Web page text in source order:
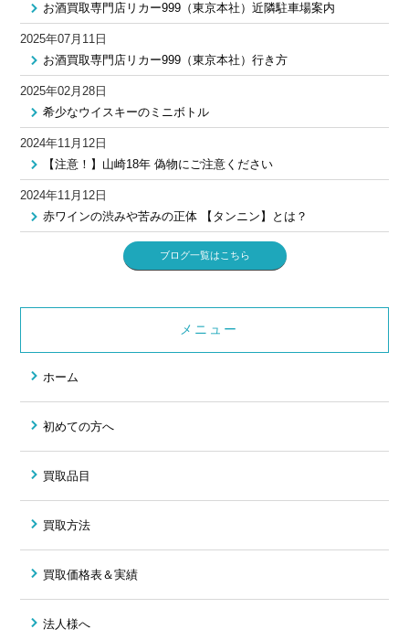
お酒買取専門店リカー999（東京本社）近隣駐車場案内
2025年07月11日
お酒買取専門店リカー999（東京本社）行き方
2025年02月28日
希少なウイスキーのミニボトル
2024年11月12日
【注意！】山崎18年 偽物にご注意ください
2024年11月12日
赤ワインの渋みや苦みの正体 【タンニン】とは？
ブログ一覧はこちら
メニュー
ホーム
初めての方へ
買取品目
買取方法
買取価格表＆実績
法人様へ